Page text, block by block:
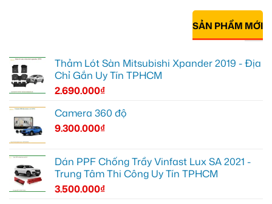
SẢN PHẨM MỚI
Thảm Lót Sàn Mitsubishi Xpander 2019 - Địa
Chỉ Gắn Uy Tín TPHCM
2.690.000₫
Camera 360 độ
9.300.000₫
Dán PPF Chống Trầy Vinfast Lux SA 2021 -
Trung Tâm Thi Công Uy Tín TPHCM
3.500.000₫